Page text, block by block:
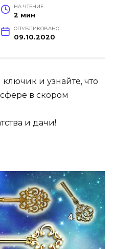
НА ЧТЕНИЕ
2 мин
ОПУБЛИКОВАНО
09.10.2020
и узнайте, что
в скором
и дачи!